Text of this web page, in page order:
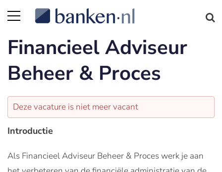
Financieel Adviseur
Beheer & Proces
Deze vacature is niet meer vacant
Introductie
Als Financieel Adviseur Beheer & Proces werk je aan